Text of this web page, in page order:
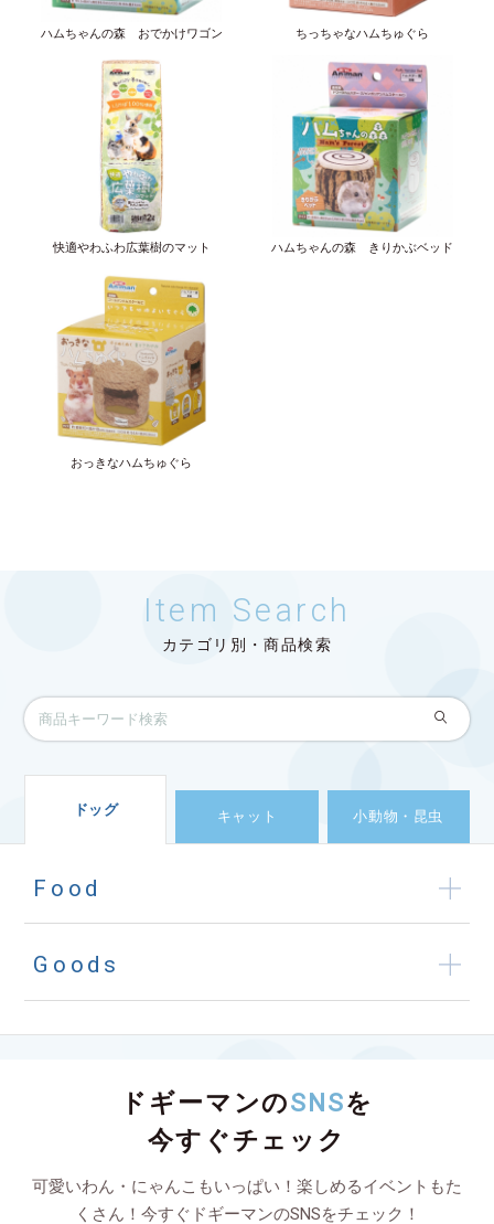
ハムちゃんの森 おでかけワゴン ちっちゃなハムちゅぐら
快適やわふわ広葉樹のマット ハムちゃんの森 きりかぶベッド
おっきなハムちゅぐら
Item Search
カテゴリ別・商品検索
ドッグ キャット 小動物・昆虫
Food
Goods
ドギーマンのSNSを
今すぐチェック
可愛いわん・にゃんこもいっぱい！楽しめるイベントもた
くさん！今すぐドギーマンのSNSをチェック！